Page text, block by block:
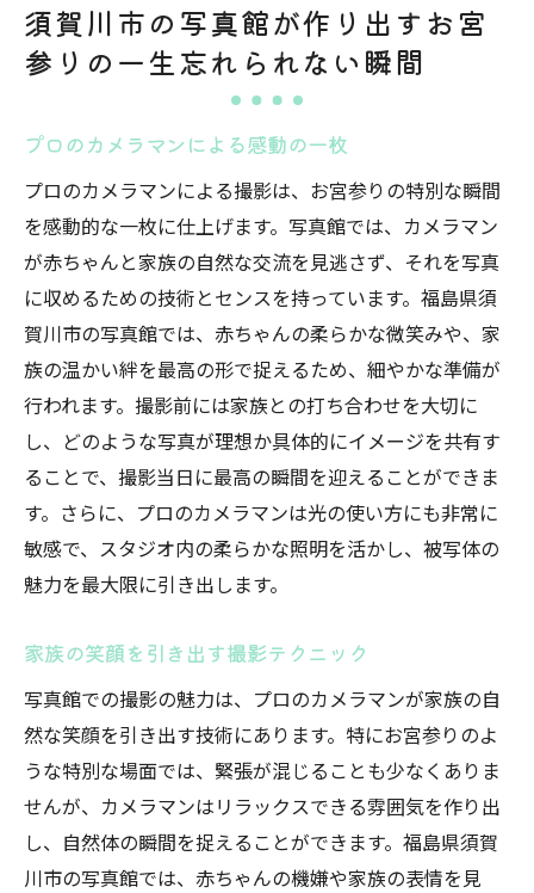
須賀川市の写真館が作り出すお宮
参りの一生忘れられない瞬間
プロのカメラマンによる感動の一枚
プロのカメラマンによる撮影は、お宮参りの特別な瞬間
を感動的な一枚に仕上げます。写真館では、カメラマン
が赤ちゃんと家族の自然な交流を見逃さず、それを写真
に収めるための技術とセンスを持っています。福島県須
賀川市の写真館では、赤ちゃんの柔らかな微笑みや、家
族の温かい絆を最高の形で捉えるため、細やかな準備が
行われます。撮影前には家族との打ち合わせを大切に
し、どのような写真が理想か具体的にイメージを共有す
ることで、撮影当日に最高の瞬間を迎えることができま
す。さらに、プロのカメラマンは光の使い方にも非常に
敏感で、スタジオ内の柔らかな照明を活かし、被写体の
魅力を最大限に引き出します。
家族の笑顔を引き出す撮影テクニック
写真館での撮影の魅力は、プロのカメラマンが家族の自
然な笑顔を引き出す技術にあります。特にお宮参りのよ
うな特別な場面では、緊張が混じることも少なくありま
せんが、カメラマンはリラックスできる雰囲気を作り出
し、自然体の瞬間を捉えることができます。福島県須賀
川市の写真館では、赤ちゃんの機嫌や家族の表情を見